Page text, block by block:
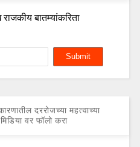
बातम्यांकरिता
दररोजच्या महत्वाच्या
वर फॉलो करा